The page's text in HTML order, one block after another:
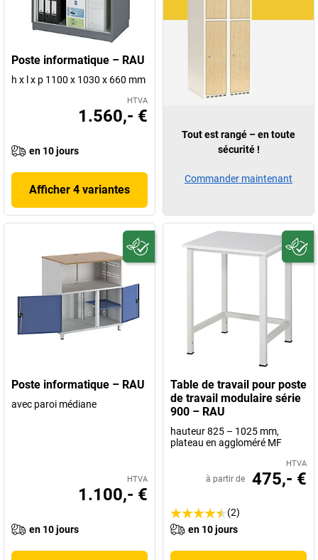
Poste informatique – RAU
h x l x p 1100 x 1030 x 660 mm
HTVA
1.560,- €
en 10 jours
Afficher 4 variantes
Poste informatique – RAU
avec paroi médiane
HTVA
1.100,- €
en 10 jours
Table de travail pour poste
de travail modulaire série
900 – RAU
hauteur 825 – 1025 mm,
plateau en aggloméré MF
HTVA
à partir de 475,- €
(2)
en 10 jours
Tout est rangé – en toute
sécurité !
Commander maintenant